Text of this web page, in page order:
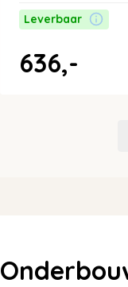
Leverbaar
636,-